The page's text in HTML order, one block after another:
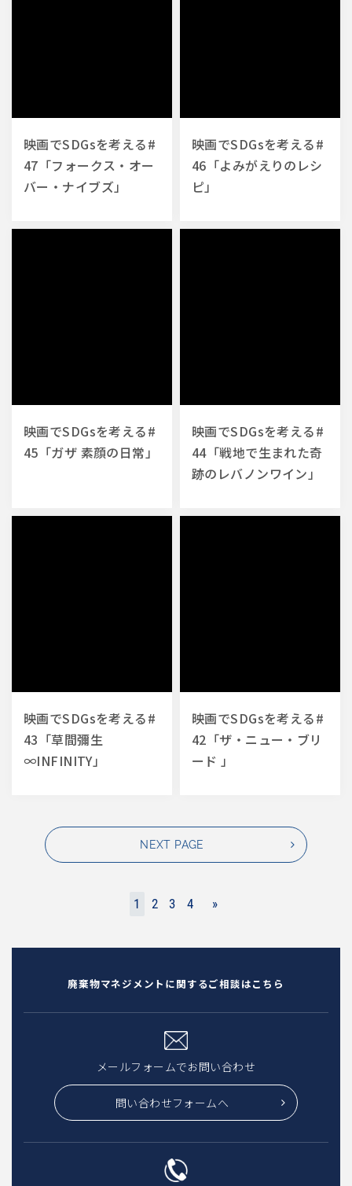
映画でSDGsを考える#
47「フォークス・オー
バー・ナイブズ」
映画でSDGsを考える#
46「よみがえりのレシ
ピ」
映画でSDGsを考える#
45「ガザ 素顔の日常」
映画でSDGsを考える#
44「戦地で生まれた奇
跡のレバノンワイン」
映画でSDGsを考える#
43「草間彌生
∞INFINITY」
映画でSDGsを考える#
42「ザ・ニュー・ブリ
ード 」
NEXT PAGE
1 2 3 4 »
廃棄物マネジメントに関するご相談はこちら
メールフォームでお問い合わせ
問い合わせフォームへ